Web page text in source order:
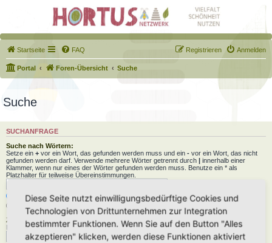
Startseite FAQ Anmelden
Registrieren
Portal Foren-Übersicht Suche
Suche
SUCHANFRAGE
Suche nach Wörtern:
Setze ein + vor ein Wort, das gefunden werden muss und ein - vor ein Wort, das nicht
gefunden werden darf. Verwende mehrere Wörter getrennt durch
innerhalb einer
Klammer, wenn nur eines der Wörter gefunden werden muss. Benutze ein * als
Platzhalter für teilweise Übereinstimmungen.
Nach allen Begriffen suchen oder Suche wie angegeben verwenden
Zu suchender Autor:
Benutze ein * als Platzhalter für teilweise Übereinstimmungen.
Diese Seite nutzt einwilligungsbedürftige Cookies und
Technologien von Drittunternehmen zur Integration
bestimmter Funktionen. Wenn Sie auf den Button "Alles
akzeptieren" klicken, werden diese Funktionen aktiviert